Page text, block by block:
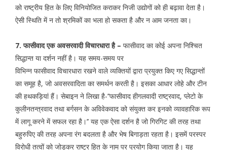
को राष्ट्रीय हित के लिए विनियोजित कराकर निजी उद्योगों को ही बढ़ावा देता है।
ऐसी स्थिति में न तो श्रमिकों का भला हो सकता है और न आम जनता का।
7. फासीवाद एक अवसरवादी विचारधारा है – फासीवाद का कोई अपना निश्चित
सिद्धान्त या दर्शन नहीं है। यह समय-समय पर
विभिन्न फासीवाद विचारधारा रखने वाले व्यक्तियों द्वारा प्रयुक्त किए गए सिद्धान्तों
का समूह है, जो अवसरवादिता का समर्थन करती है। इसका आधार लोहे और टीन
की हथकड़ियां हैं। सेबाइन ने लिखा है-’’फासीवाद हीगलवादी राष्ट्रवाद, प्लेटो के
कुलीनतन्त्रवाद तथा बर्गसन के अविवेकवाद को संयुक्त कर इनको व्यावहारिक रूप
में लागू करने में सफल रहा है।’’ यह एक ऐसा दर्शन है जो गिरगिट की तरह तथा
बहुरुपिए की तरह अपना रंग बदलता है और भेष बिगाड़ता रहता है। इसमें परस्पर
विरोधी तत्वों को जोड़कर राष्ट्र हित के नाम पर प्रयोग किया जाता है। यह